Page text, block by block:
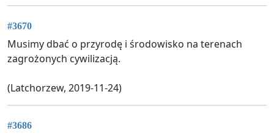
#3670
Musimy dbać o przyrodę i środowisko na terenach
zagrożonych cywilizacją.
(Latchorzew, 2019-11-24)
#3686